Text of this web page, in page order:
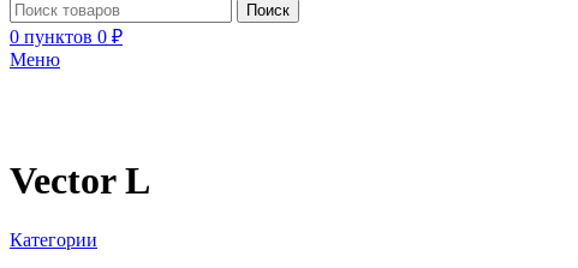
Поиск
0 пунктов 0 ₽
Меню
Vector L
Категории